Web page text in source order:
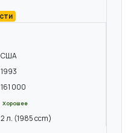
США
1993
161 000
Хорошее
2 л. (1985 ccm)